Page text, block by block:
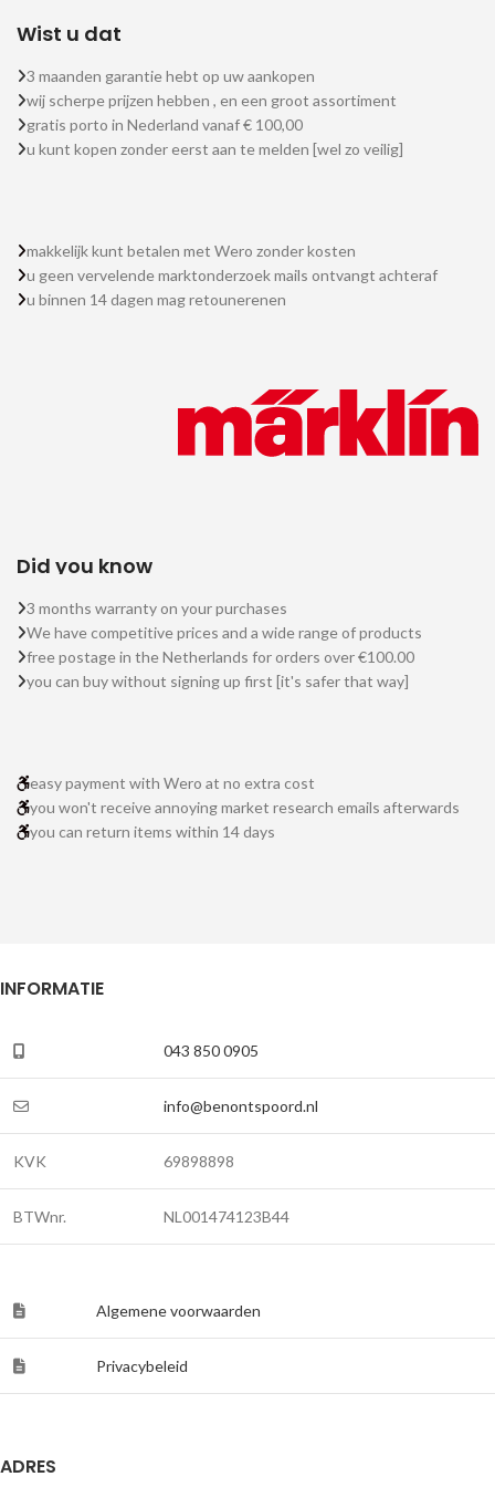
Wist u dat
3 maanden garantie hebt op uw aankopen
wij scherpe prijzen hebben , en een groot assortiment
gratis porto in Nederland vanaf € 100,00
u kunt kopen zonder eerst aan te melden [wel zo veilig]
makkelijk kunt betalen met Wero zonder kosten
u geen vervelende marktonderzoek mails ontvangt achteraf
u binnen 14 dagen mag retounerenen
Did you know
3 months warranty on your purchases
We have competitive prices and a wide range of products
free postage in the Netherlands for orders over €100.00
you can buy without signing up first [it's safer that way]
easy payment with Wero at no extra cost
you won't receive annoying market research emails afterwards
you can return items within 14 days
INFORMATIE
043 850 0905
info@benontspoord.nl
KVK 69898898
BTWnr. NL001474123B44
Algemene voorwaarden
Privacybeleid
ADRES